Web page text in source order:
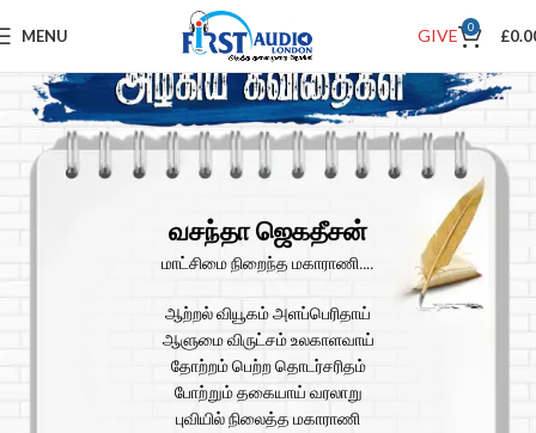
MENU GIVE 0 £
வசந்தா ஜெகதீசன்
மாட்சிமை நிறைந்த மகாராணி….
ஆற்றல் வியூகம் அளப்பெரிதாய்
ஆளுமை விருட்சம் உலகாளவாய்
தோற்றம் பெற்ற தொடர்சரிதம்
போற்றும் தகையாய் வரலாறு
புவியில் நிலைத்த மகாராணி